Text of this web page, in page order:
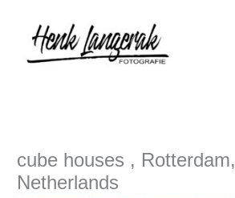
inhoud
cube houses , Rotterdam,
Netherlands